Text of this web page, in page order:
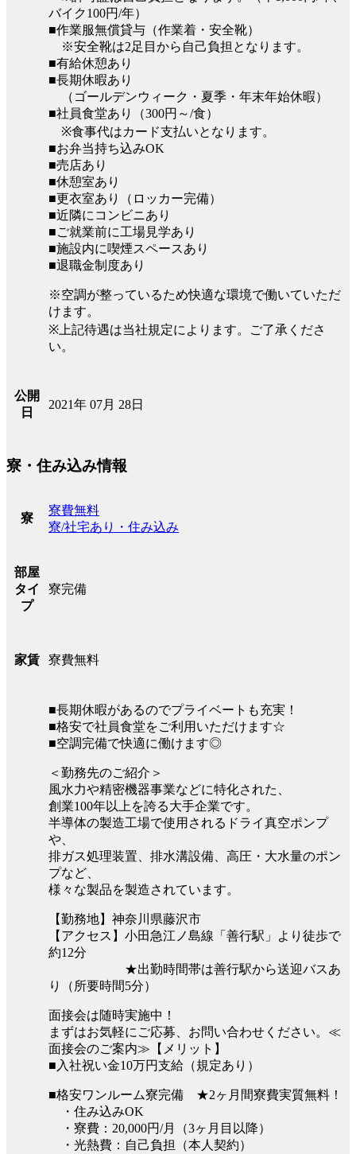
バイク100円/年）
■作業服無償貸与（作業着・安全靴）
※安全靴は2足目から自己負担となります。
■有給休憩あり
■長期休暇あり
（ゴールデンウィーク・夏季・年末年始休暇）
■社員食堂あり（300円～/食）
※食事代はカード支払いとなります。
■お弁当持ち込みOK
■売店あり
■休憩室あり
■更衣室あり（ロッカー完備）
■近隣にコンビニあり
■ご就業前に工場見学あり
■施設内に喫煙スペースあり
■退職金制度あり
※空調が整っているため快適な環境で働いていただ
けます。
※上記待遇は当社規定によります。ご了承くださ
い。
公開
日
2021年 07月 28日
寮・住み込み情報
寮
寮費無料
寮/社宅あり・住み込み
部屋
タイ
プ
寮完備
家賃 寮費無料
■長期休暇があるのでプライベートも充実！
■格安で社員食堂をご利用いただけます☆
■空調完備で快適に働けます◎
＜勤務先のご紹介＞
風水力や精密機器事業などに特化された、
創業100年以上を誇る大手企業です。
半導体の製造工場で使用されるドライ真空ポンプ
や、
排ガス処理装置、排水溝設備、高圧・大水量のポン
プなど、
様々な製品を製造されています。
【勤務地】神奈川県藤沢市
【アクセス】小田急江ノ島線「善行駅」より徒歩で
約12分
★出勤時間帯は善行駅から送迎バスあ
り（所要時間5分）
面接会は随時実施中！
まずはお気軽にご応募、お問い合わせください。≪
面接会のご案内≫【メリット】
■入社祝い金10万円支給（規定あり）
■格安ワンルーム寮完備 ★2ヶ月間寮費実質無料！
・住み込みOK
・寮費：20,000円/月（3ヶ月目以降）
・光熱費：自己負担（本人契約）